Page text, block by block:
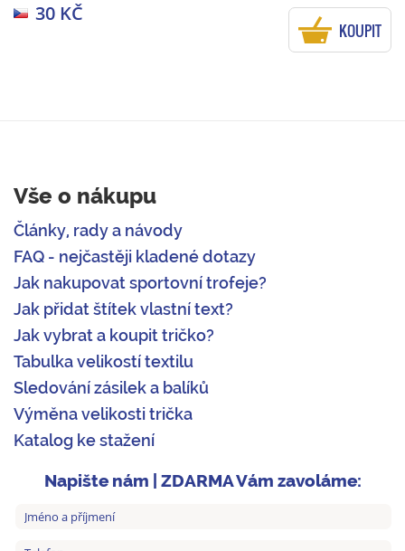
30 KČ
KOUPIT
Vše o nákupu
Články, rady a návody
FAQ - nejčastěji kladené dotazy
Jak nakupovat sportovní trofeje?
Jak přidat štítek vlastní text?
Jak vybrat a koupit tričko?
Tabulka velikostí textilu
Sledování zásilek a balíků
Výměna velikosti trička
Katalog ke stažení
Napište nám | ZDARMA Vám zavoláme: